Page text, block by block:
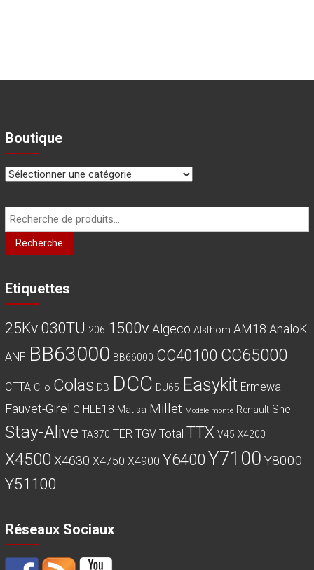
Boutique
Recherche
pour :
Recherche
Etiquettes
25Kv 030TU 206 1500v Algeco Alsthom AM18 AnaloK
ANF BB63000 BB66000 CC40100 CC65000
CFTA Clio Colas DB DCC DU65 Easykit Ermewa
Fauvet-Girel G HLE18 Matisa Millet Modèle monté Renault Shell
Stay-Alive TA370 TER TGV Total TTX V45 X4200
X4500 X4630 X4750 X4900 Y6400Y7100 Y8000
Y51100
Réseaux Sociaux